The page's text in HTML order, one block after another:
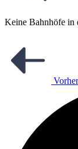
Keine Bahnhöfe in